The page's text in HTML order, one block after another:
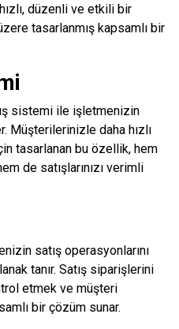
düzenli ve etkili bir
tasarlanmış kapsamlı bir
sistemi ile işletmenizin
Müşterilerinizle daha hızlı
tasarlanan bu özellik, hem
de satışlarınızı verimli
satış operasyonlarını
tanır. Satış siparişlerini
etmek ve müşteri
bir çözüm sunar.